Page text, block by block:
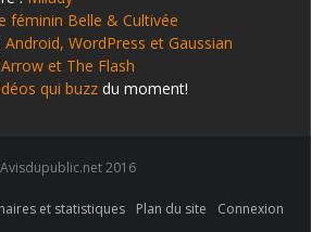
féminin Belle & Cultivée
Android, WordPress et Gaussian
et The Flash
qui buzz du moment!
Avisdupublic.net 2016
et statistiques Plan du site Connexion